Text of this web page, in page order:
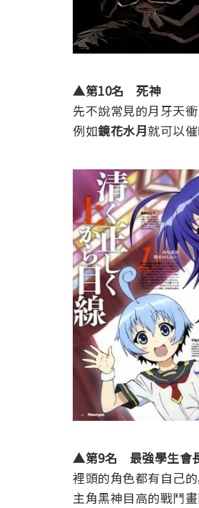
▲第10名 死神
先不說常見的月牙天
例如鏡花水月就可以
▲第9名 最強學生會
裡頭的角色都有自己的
主角黑神目高的戰鬥